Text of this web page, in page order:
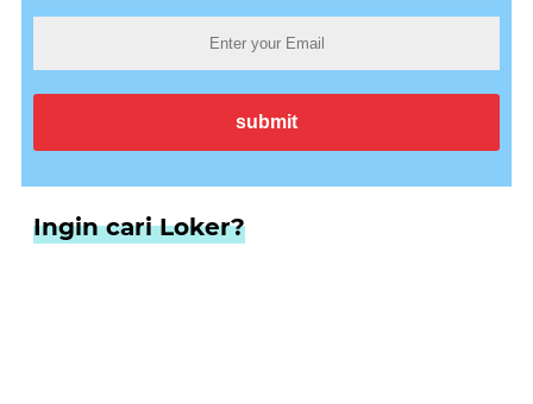
Ingin cari Loker?